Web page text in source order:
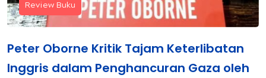
Review Buku
Peter Oborne Kritik Tajam Keterlibatan
Inggris dalam Penghancuran Gaza oleh